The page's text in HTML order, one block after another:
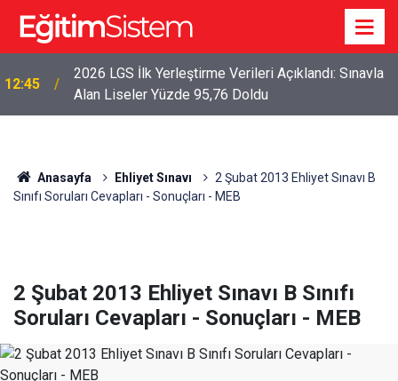
12:45
2026 LGS İlk Yerleştirme Verileri Açıklandı: Sınavla
Alan Liseler Yüzde 95,76 Doldu
Anasayfa Ehliyet Sınavı
2 Şubat 2013 Ehliyet Sınavı B
Sınıfı Soruları Cevapları - Sonuçları - MEB
2 Şubat 2013 Ehliyet Sınavı B Sınıfı
Soruları Cevapları - Sonuçları - MEB